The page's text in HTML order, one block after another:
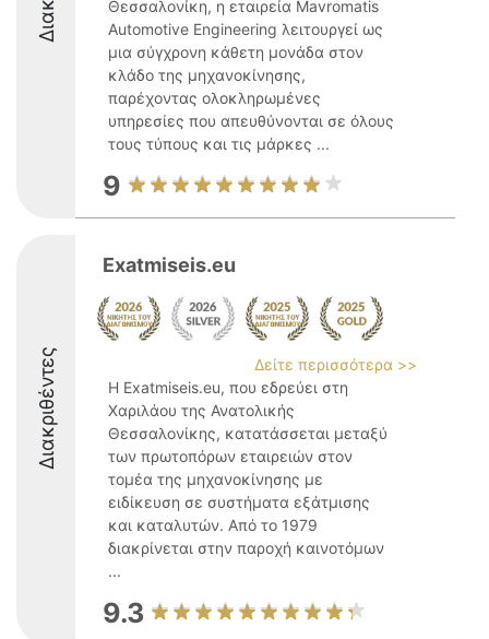
Θεσσαλονίκη, η εταιρεία Mavromatis
Automotive Engineering λειτουργεί ως
μια σύγχρονη κάθετη μονάδα στον
κλάδο της μηχανοκίνησης,
παρέχοντας ολοκληρωμένες
υπηρεσίες που απευθύνονται σε όλους
τους τύπους και τις μάρκες ...
9
Διακριθέντες
Exatmiseis.eu
Δείτε περισσότερα >>
Η Exatmiseis.eu, που εδρεύει στη
Χαριλάου της Ανατολικής
Θεσσαλονίκης, κατατάσσεται μεταξύ
των πρωτοπόρων εταιρειών στον
τομέα της μηχανοκίνησης με
ειδίκευση σε συστήματα εξάτμισης
και καταλυτών. Από το 1979
διακρίνεται στην παροχή καινοτόμων
...
9.3